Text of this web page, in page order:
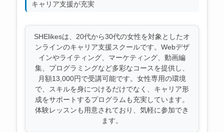
キャリア支援が充実
SHElikesは、20代から30代の女性を対象としたオ
ンラインのキャリア支援スクールです。Webデザ
インやライティング、マーケティング、動画編
集、プログラミングなど多彩なコースを提供し、
月額13,000円で受講可能です。女性専用の環境
で、スキルを身につけるだけでなく、キャリア形
成をサポートするプログラムも充実しています。
体験レッスンも用意されており、気軽に参加でき
ます。